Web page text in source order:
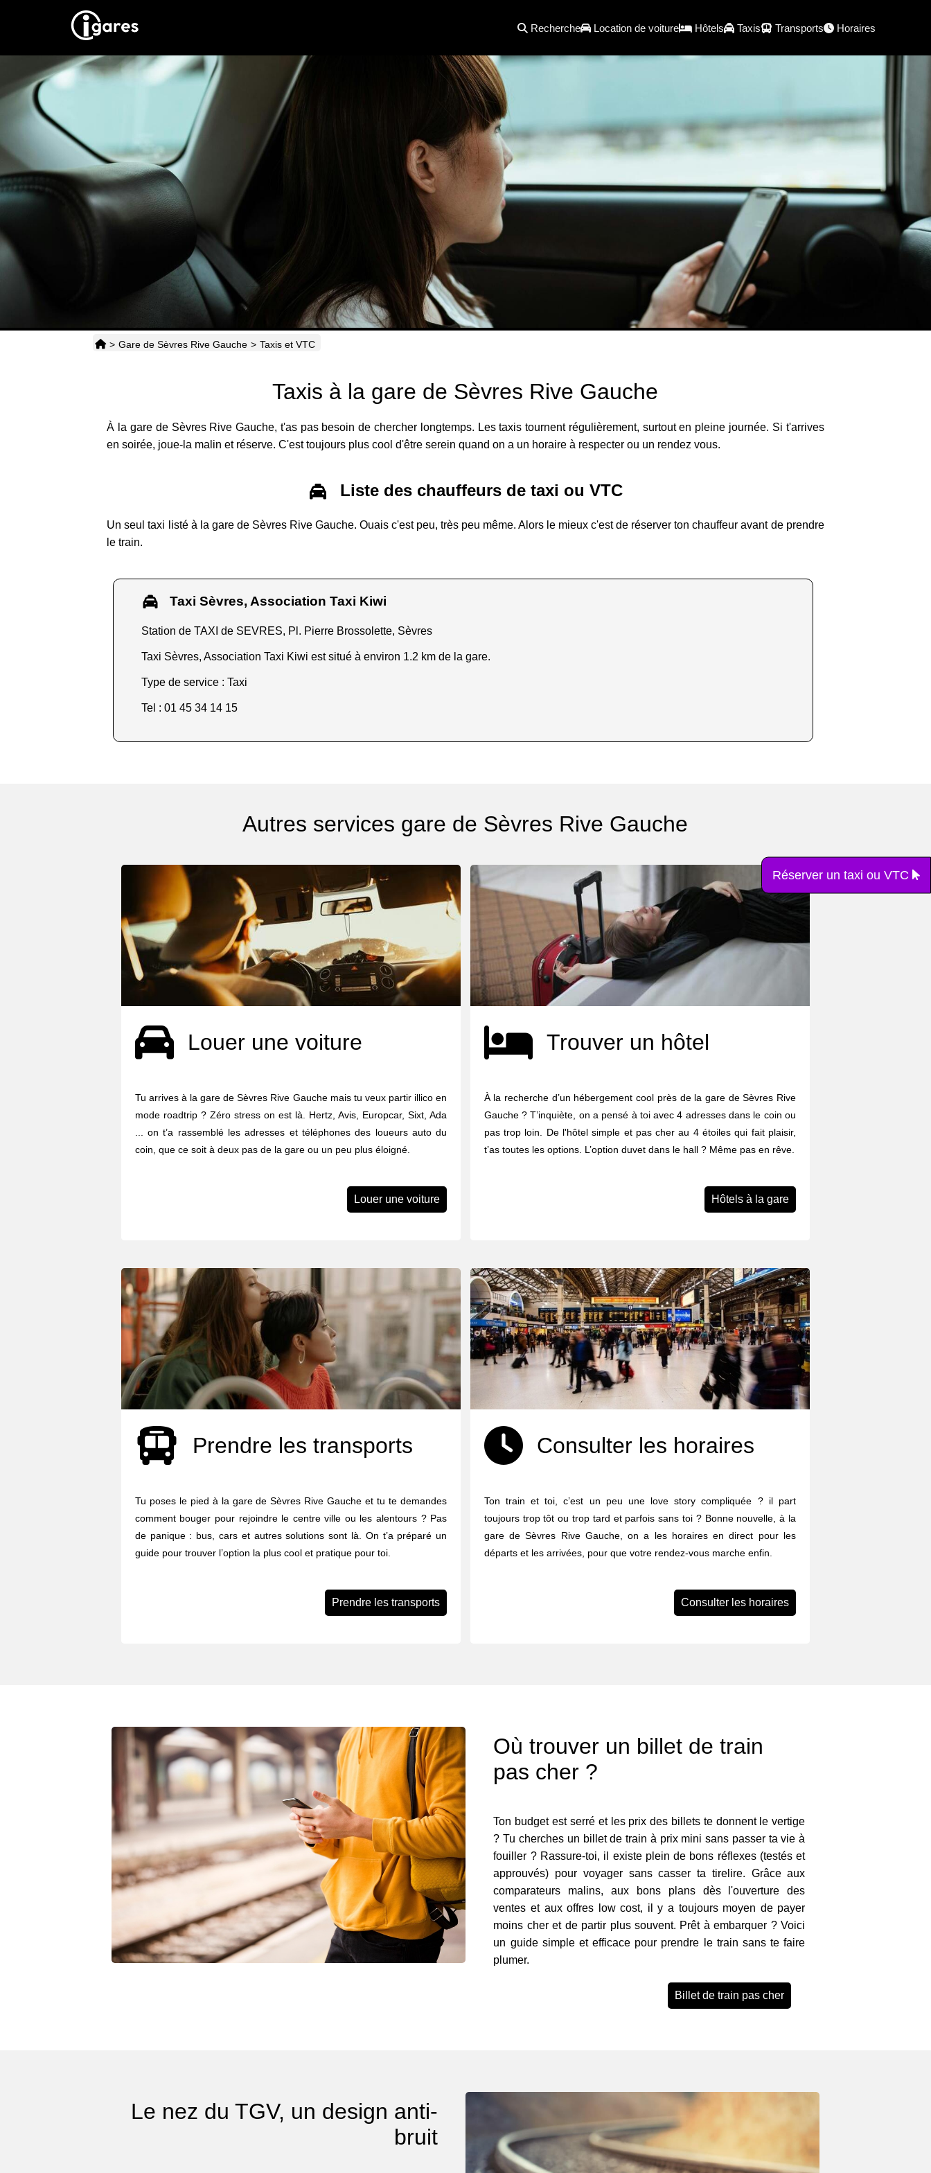
Recherche Location de voiture Hôtels Taxis Transports Horaires
> Gare de Sèvres Rive Gauche > Taxis et VTC
Taxis à la gare de Sèvres Rive Gauche
À la gare de Sèvres Rive Gauche, t'as pas besoin de chercher longtemps. Les taxis tournent régulièrement, surtout en pleine journée. Si t'arrives
en soirée, joue-la malin et réserve. C'est toujours plus cool d'être serein quand on a un horaire à respecter ou un rendez vous.
Liste des chauffeurs de taxi ou VTC
Un seul taxi listé à la gare de Sèvres Rive Gauche. Ouais c'est peu, très peu même. Alors le mieux c'est de réserver ton chauffeur avant de prendre
le train.
Taxi Sèvres, Association Taxi Kiwi
Station de TAXI de SEVRES, Pl. Pierre Brossolette, Sèvres
Taxi Sèvres, Association Taxi Kiwi est situé à environ 1.2 km de la gare.
Type de service : Taxi
Tel : 01 45 34 14 15
Autres services gare de Sèvres Rive Gauche
Louer une voiture
Tu arrives à la gare de Sèvres Rive Gauche mais tu veux partir illico en
mode roadtrip ? Zéro stress on est là. Hertz, Avis, Europcar, Sixt, Ada
... on t’a rassemblé les adresses et téléphones des loueurs auto du
coin, que ce soit à deux pas de la gare ou un peu plus éloigné.
Louer une voiture
Trouver un hôtel
À la recherche d’un hébergement cool près de la gare de Sèvres Rive
Gauche ? T’inquiète, on a pensé à toi avec 4 adresses dans le coin ou
pas trop loin. De l'hôtel simple et pas cher au 4 étoiles qui fait plaisir,
t’as toutes les options. L’option duvet dans le hall ? Même pas en rêve.
Hôtels à la gare
Prendre les transports
Tu poses le pied à la gare de Sèvres Rive Gauche et tu te demandes
comment bouger pour rejoindre le centre ville ou les alentours ? Pas
de panique : bus, cars et autres solutions sont là. On t’a préparé un
guide pour trouver l’option la plus cool et pratique pour toi.
Prendre les transports
Consulter les horaires
Ton train et toi, c’est un peu une love story compliquée ? il part
toujours trop tôt ou trop tard et parfois sans toi ? Bonne nouvelle, à la
gare de Sèvres Rive Gauche, on a les horaires en direct pour les
départs et les arrivées, pour que votre rendez-vous marche enfin.
Consulter les horaires
Où trouver un billet de train
pas cher ?
Ton budget est serré et les prix des billets te donnent le vertige
? Tu cherches un billet de train à prix mini sans passer ta vie à
fouiller ? Rassure-toi, il existe plein de bons réflexes (testés et
approuvés) pour voyager sans casser ta tirelire. Grâce aux
comparateurs malins, aux bons plans dès l'ouverture des
ventes et aux offres low cost, il y a toujours moyen de payer
moins cher et de partir plus souvent. Prêt à embarquer ? Voici
un guide simple et efficace pour prendre le train sans te faire
plumer.
Billet de train pas cher
Le nez du TGV, un design anti-
bruit
Réserver un taxi ou VTC